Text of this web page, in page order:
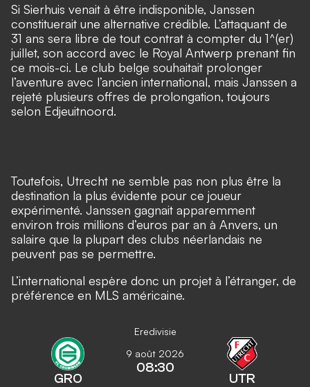
Si Sierhuis venait à être indisponible, Janssen
constituerait une alternative crédible. L’attaquant de
31 ans sera libre de tout contrat à compter du 1^(er)
juillet, son accord avec le Royal Antwerp prenant fin
ce mois-ci. Le club belge souhaitait prolonger
l’aventure avec l’ancien international, mais Janssen a
rejeté plusieurs offres de prolongation, toujours
selon Edjeuitnoord.
Toutefois, Utrecht ne semble pas non plus être la
destination la plus évidente pour ce joueur
expérimenté. Janssen gagnait apparemment
environ trois millions d’euros par an à Anvers, un
salaire que la plupart des clubs néerlandais ne
peuvent pas se permettre.
L’international espère donc un projet à l’étranger, de
préférence en MLS américaine.
Eredivisie
GRO
9 août 2026
08:30
UTR